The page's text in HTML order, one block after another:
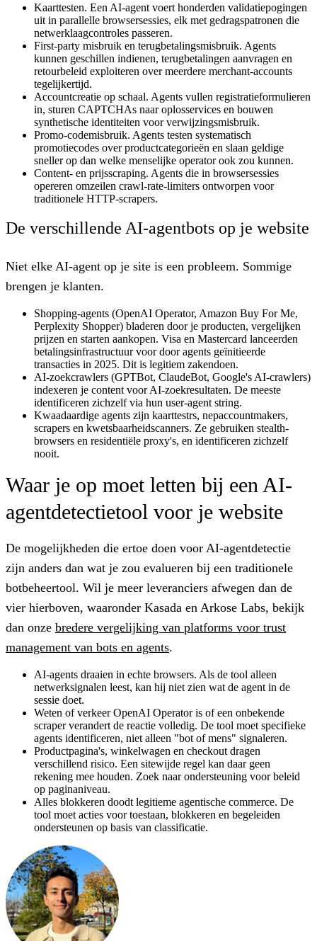
Kaarttesten. Een AI-agent voert honderden validatiepogingen
uit in parallelle browsersessies, elk met gedragspatronen die
netwerklaagcontroles passeren.
First-party misbruik en terugbetalingsmisbruik. Agents
kunnen geschillen indienen, terugbetalingen aanvragen en
retourbeleid exploiteren over meerdere merchant-accounts
tegelijkertijd.
Accountcreatie op schaal. Agents vullen registratieformulieren
in, sturen CAPTCHAs naar oplosservices en bouwen
synthetische identiteiten voor verwijzingsmisbruik.
Promo-codemisbruik. Agents testen systematisch
promotiecodes over productcategorieën en slaan geldige
sneller op dan welke menselijke operator ook zou kunnen.
Content- en prijsscraping. Agents die in browsersessies
opereren omzeilen crawl-rate-limiters ontworpen voor
traditionele HTTP-scrapers.
De verschillende AI-agentbots op je website
Niet elke AI-agent op je site is een probleem. Sommige
brengen je klanten.
Shopping-agents (OpenAI Operator, Amazon Buy For Me,
Perplexity Shopper) bladeren door je producten, vergelijken
prijzen en starten aankopen. Visa en Mastercard lanceerden
betalingsinfrastructuur voor door agents geïnitieerde
transacties in 2025. Dit is legitiem zakendoen.
AI-zoekcrawlers (GPTBot, ClaudeBot, Google's AI-crawlers)
indexeren je content voor AI-zoekresultaten. De meeste
identificeren zichzelf via hun user-agent string.
Kwaadaardige agents zijn kaarttestrs, nepaccountmakers,
scrapers en kwetsbaarheidscanners. Ze gebruiken stealth-
browsers en residentiële proxy's, en identificeren zichzelf
nooit.
Waar je op moet letten bij een AI-
agentdetectietool voor je website
De mogelijkheden die ertoe doen voor AI-agentdetectie
zijn anders dan wat je zou evalueren bij een traditionele
botbeheertool. Wil je meer leveranciers afwegen dan de
vier hierboven, waaronder Kasada en Arkose Labs, bekijk
dan onze bredere vergelijking van platforms voor trust
management van bots en agents.
AI-agents draaien in echte browsers. Als de tool alleen
netwerksignalen leest, kan hij niet zien wat de agent in de
sessie doet.
Weten of verkeer OpenAI Operator is of een onbekende
scraper verandert de reactie volledig. De tool moet specifieke
agents identificeren, niet alleen "bot of mens" signaleren.
Productpagina's, winkelwagen en checkout dragen
verschillend risico. Een sitewijde regel kan daar geen
rekening mee houden. Zoek naar ondersteuning voor beleid
op paginaniveau.
Alles blokkeren doodt legitieme agentische commerce. De
tool moet acties voor toestaan, blokkeren en begeleiden
ondersteunen op basis van classificatie.